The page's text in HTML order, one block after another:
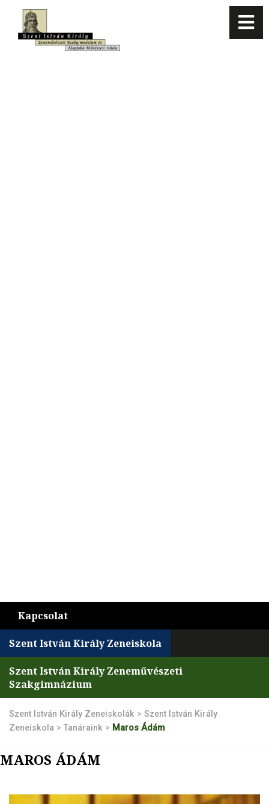
Kapcsolat
Szent István Király Zeneiskola
Szent István Király Zeneművészeti
Szakgimnázium
Szent István Király Zeneiskolák > Szent István Király
Zeneiskola > Tanáraink > Maros Ádám
MAROS ÁDÁM